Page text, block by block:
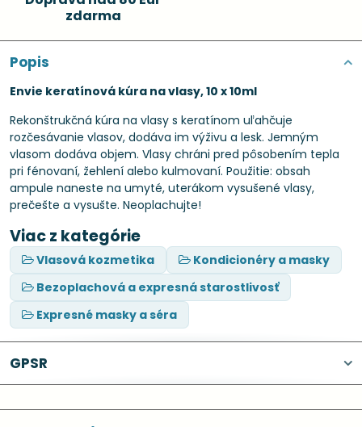
zdarma
Popis
Envie keratínová kúra na vlasy, 10 x 10ml
Rekonštrukčná kúra na vlasy s keratínom uľahčuje
rozčesávanie vlasov, dodáva im výživu a lesk. Jemným
vlasom dodáva objem. Vlasy chráni pred pôsobením tepla
pri fénovaní, žehlení alebo kulmovaní. Použitie: obsah
ampule naneste na umyté, uterákom vysušené vlasy,
prečešte a vysušte. Neoplachujte!
Viac z kategórie
Vlasová kozmetika
Kondicionéry a masky
Bezoplachová a expresná starostlivosť
Expresné masky a séra
GPSR